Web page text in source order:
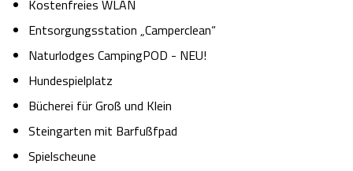
Kostenfreies WLAN
Entsorgungsstation „Camperclean“
Naturlodges CampingPOD - NEU!
Hundespielplatz
Bücherei für Groß und Klein
Steingarten mit Barfußfpad
Spielscheune